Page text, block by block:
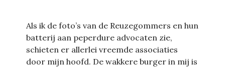
Als ik de foto’s van de Reuzegommers en hun
batterij aan peperdure advocaten zie,
schieten er allerlei vreemde associaties
door mijn hoofd. De wakkere burger in mij is